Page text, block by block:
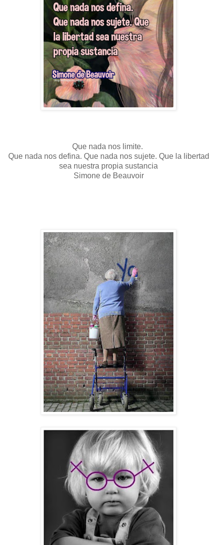
Que nada nos limite.
Que nada nos defina. Que nada nos sujete. Que la libertad
sea nuestra propia sustancia
Simone de Beauvoir